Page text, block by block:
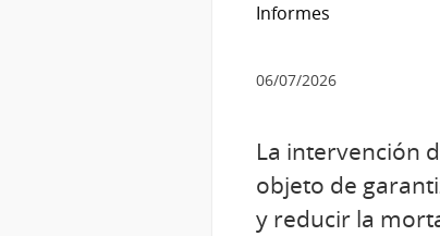
Informes
06/07/2026
La intervención
objeto de
y reducir la